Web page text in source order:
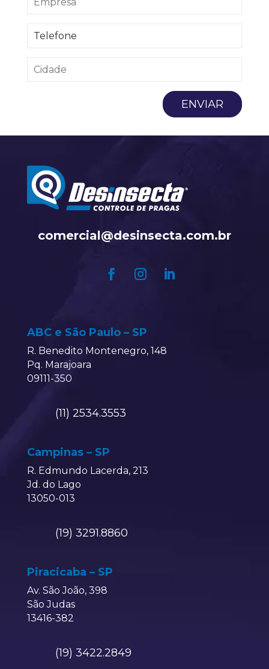
comercial@desinsecta.com.br
ABC e São Paulo – SP
R. Benedito Montenegro, 148
Pq. Marajoara
09111-350
(11) 2534.3553
Campinas – SP
R. Edmundo Lacerda, 213
Jd. do Lago
13050-013
(19) 3291.8860
Piracicaba – SP
Av. São João, 398
São Judas
13416-382
(19) 3422.2849